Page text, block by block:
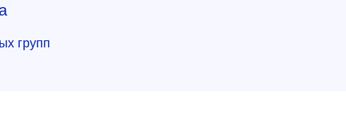
групп